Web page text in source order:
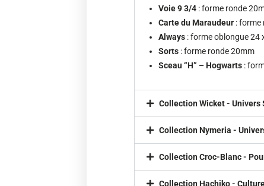
Voie 9 3/4 : forme ronde
Carte du Maraudeur : forme
Always : forme oblongue 24
Sorts : forme ronde 20mm
Sceau “H” – Hogwarts :
Collection Wicket - Univers
Collection Nymeria -
Collection Croc-Blanc -
Collection Hachiko -